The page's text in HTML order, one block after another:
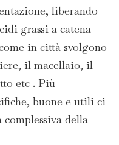
liberando
grassi a catena
in città svolgono
il macellaio, il
etc . Più
buone e utili ci
della